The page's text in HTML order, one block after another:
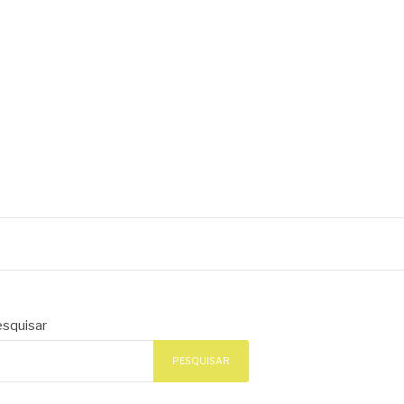
PESQUISAR